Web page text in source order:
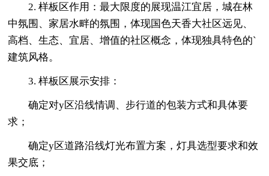
2. 样板区作用：最大限度的展现温江宜居，城在林
中氛围、家居水畔的氛围，体现国色天香大社区远见、
高档、生态、宜居、增值的社区概念，体现独具特色的`
建筑风格。
3. 样板区展示安排：
确定对y区沿线情调、步行道的包装方式和具体要
求；
确定y区道路沿线灯光布置方案，灯具选型要求和效
果交底；